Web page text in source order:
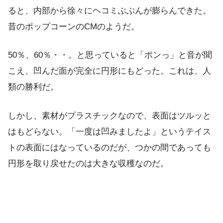
ると、内部から徐々にヘコミぶぶんが膨らんできた。
昔のポップコーンのCMのようだ。
50％、60％・・。と思っていると「ポンっ」と音が聞
こえ、凹んだ面が完全に円形にもどった。これは、人
類の勝利だ。
しかし、素材がプラスチックなので、表面はツルッと
はもどらない。「一度は凹みましたよ」というテイス
トの表面にはなっているのだが、つかの間であっても
円形を取り戻せたのは大きな収穫なのだ。